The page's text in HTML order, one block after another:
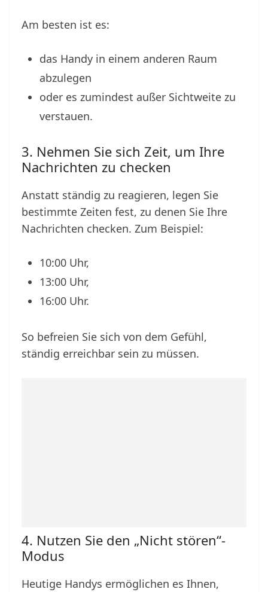
Am besten ist es:
das Handy in einem anderen Raum
abzulegen
oder es zumindest außer Sichtweite zu
verstauen.
3. Nehmen Sie sich Zeit, um Ihre
Nachrichten zu checken
Anstatt ständig zu reagieren, legen Sie
bestimmte Zeiten fest, zu denen Sie Ihre
Nachrichten checken. Zum Beispiel:
10:00 Uhr,
13:00 Uhr,
16:00 Uhr.
So befreien Sie sich von dem Gefühl,
ständig erreichbar sein zu müssen.
4. Nutzen Sie den „Nicht stören“-
Modus
Heutige Handys ermöglichen es Ihnen,